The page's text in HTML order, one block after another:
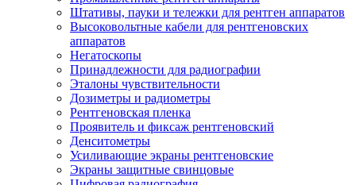
Штативы, пауки и тележки для рентген аппаратов
Высоковольтные кабели для рентгеновских
аппаратов
Негатоскопы
Принадлежности для радиографии
Эталоны чувствительности
Дозиметры и радиометры
Рентгеновская пленка
Проявитель и фиксаж рентгеновский
Денситометры
Усиливающие экраны рентгеновские
Экраны защитные свинцовые